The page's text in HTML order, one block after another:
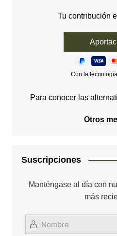
Tu contribución
Con la
Para conocer las
Otros
Suscripciones
Manténgase al día con
más